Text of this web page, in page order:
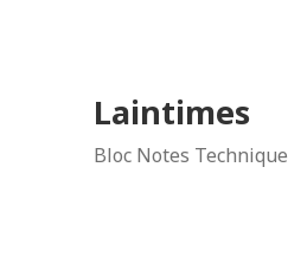
Laintimes
Bloc Notes Technique